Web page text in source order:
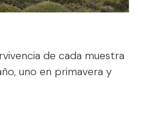
de cada muestra
uno en primavera y